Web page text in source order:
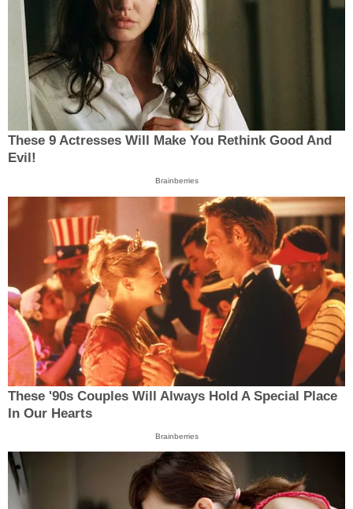
These 9 Actresses Will Make You Rethink Good And
Evil!
Brainberries
These '90s Couples Will Always Hold A Special Place
In Our Hearts
Brainberries